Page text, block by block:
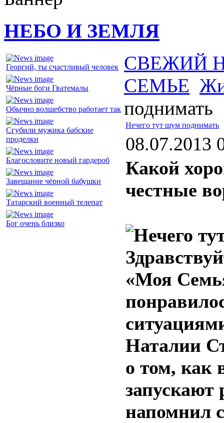
НЕБО И ЗЕМЛЯ
Георгий, ты счастливый человек
Чёрные боги Гватемалы
Обычно волшебство работает так
Сгубили мужика бабские
проделки
Благословите новый гардероб
Завещание чёрной бабушки
Татарский военный телепат
Бог очень близко
СВЕЖИЙ
СЕМЬЕ
поднимать
Нечего тут шум поднимать
08.07.2013
Какой
честные
«Моя
Наталии
о том, как
напомнил